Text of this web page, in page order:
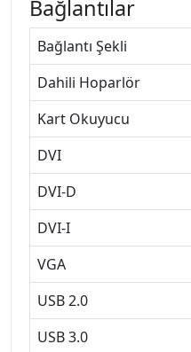
Bağlantılar
Bağlantı Şekli
Dahili Hoparlör
Kart Okuyucu
DVI
DVI-D
DVI-I
VGA
USB 2.0
USB 3.0